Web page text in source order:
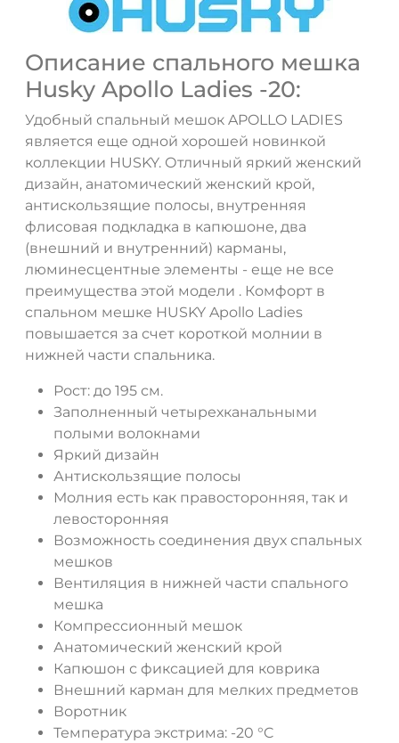
Описание спального мешка
Husky Apollo Ladies -20:
Удобный спальный мешок APOLLO LADIES
является еще одной хорошей новинкой
коллекции HUSKY. Отличный яркий женский
дизайн, анатомический женский крой,
антискользящие полосы, внутренняя
флисовая подкладка в капюшоне, два
(внешний и внутренний) карманы,
люминесцентные элементы - еще не все
преимущества этой модели . Комфорт в
спальном мешке HUSKY Apollo Ladies
повышается за счет короткой молнии в
нижней части спальника.
Рост: до 195 см.
Заполненный четырехканальными
полыми волокнами
Яркий дизайн
Антискользящие полосы
Молния есть как правосторонняя, так и
левосторонняя
Возможность соединения двух спальных
мешков
Вентиляция в нижней части спального
мешка
Компрессионный мешок
Анатомический женский крой
Капюшон с фиксацией для коврика
Внешний карман для мелких предметов
Воротник
Температура экстрима: -20 °C
ДА